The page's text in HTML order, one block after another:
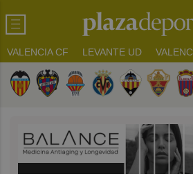
VALENCIA CF LEVANTE UD